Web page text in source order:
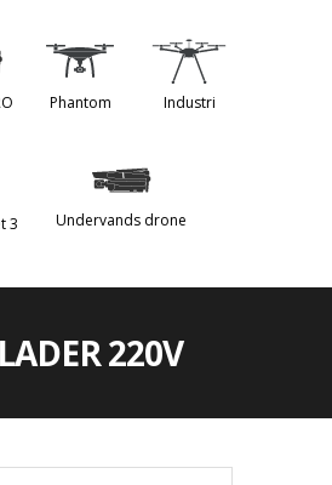
Phantom Industri
3 Undervands drone
220V